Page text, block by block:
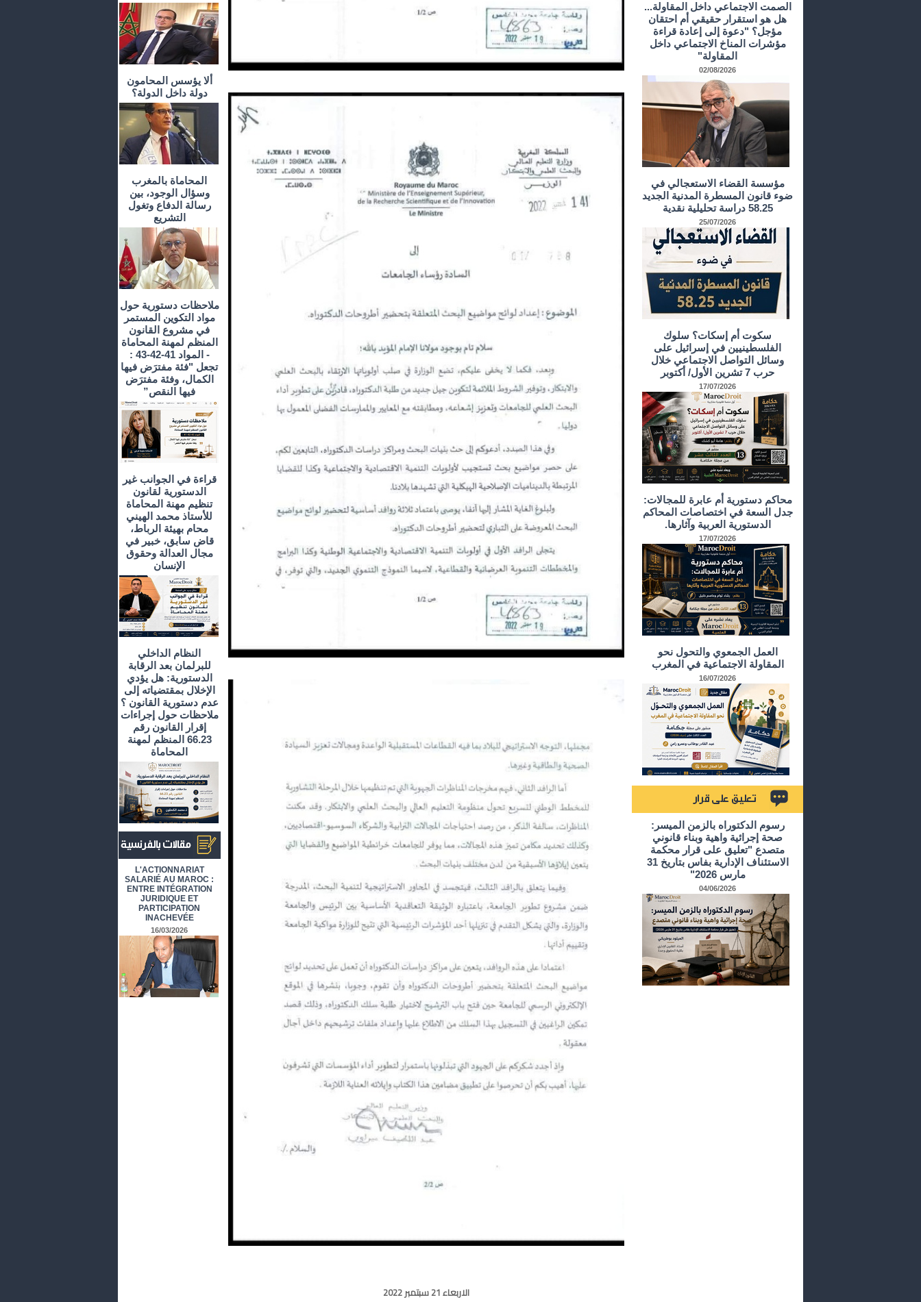
ألا يؤسس المحامون
دولة داخل الدولة؟
المحاماة بالمغرب
وسؤال الوجود، بين
رسالة الدفاع وتغول
التشريع
ملاحظات دستورية حول
مواد التكوين المستمر
في مشروع القانون
المنظم لمهنة المحاماة
- المواد 41-42-43 :
تجعل "فئة مفترَض فيها
الكمال، وفئة مفترَض
فيها النقص”
قراءة في الجوانب غير
الدستورية لقانون
تنظيم مهنة المحاماة
للأستاذ محمد الهيني
محام بهيئة الرباط،
قاض سابق، خبير في
مجال العدالة وحقوق
الإنسان
النظام الداخلي
للبرلمان بعد الرقابة
الدستورية: هل يؤدي
الإخلال بمقتضياته إلى
عدم دستورية القانون ؟
ملاحظات حول إجراءات
إقرار القانون رقم
66.23 المنظم لمهنة
المحاماة
L'ACTIONNARIAT
SALARIÉ AU MAROC :
ENTRE INTÉGRATION
JURIDIQUE ET
PARTICIPATION
INACHEVÉE
16/03/2026
الاربعاء 21 سبتمبر 2022
الصمت الاجتماعي داخل المقاولة...
هل هو استقرار حقيقي أم احتقان
مؤجل؟ "دعوة إلى إعادة قراءة
مؤشرات المناخ الاجتماعي داخل
المقاولة"
02/08/2026
مؤسسة القضاء الاستعجالي في
ضوء قانون المسطرة المدنية الجديد
58.25 دراسة تحليلية نقدية
25/07/2026
سكوت أم إسكات؟ سلوك
الفلسطينيين في إسرائيل على
وسائل التواصل الاجتماعي خلال
حرب 7 تشرين الأول/ أكتوبر
17/07/2026
محاكم دستورية أم عابرة للمجالات:
جدل السعة في اختصاصات المحاكم
الدستورية العربية وآثارها.
17/07/2026
العمل الجمعوي والتحول نحو
المقاولة الاجتماعية في المغرب
16/07/2026
رسوم الدكتوراه بالزمن الميسر:
صحة إجرائية واهية وبناء قانوني
متصدع "تعليق على قرار محكمة
الاستئناف الإدارية بفاس بتاريخ 31
مارس 2026"
04/06/2026